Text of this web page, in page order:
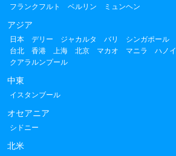
フランクフルト
ベルリン ミュンヘン
アジア
日本 デリー ジャカルタ バリ シンガポール
台北
香港 上海 北京 マカオ マニラ ハノイ
クアラルンプール
中東
イスタンブール
オセアニア
シドニー
北米